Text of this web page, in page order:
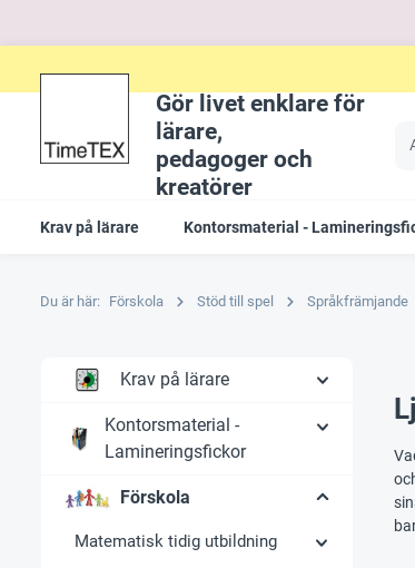
Gör livet enklare för
lärare,
pedagoger och
kreatörer
Krav på lärare Kontorsmaterial -
Du är här: Förskola Stöd till spel Språkfrämjande
Krav på lärare
Kontorsmaterial -
Lamineringsfickor
Förskola
Matematisk tidig utbildning